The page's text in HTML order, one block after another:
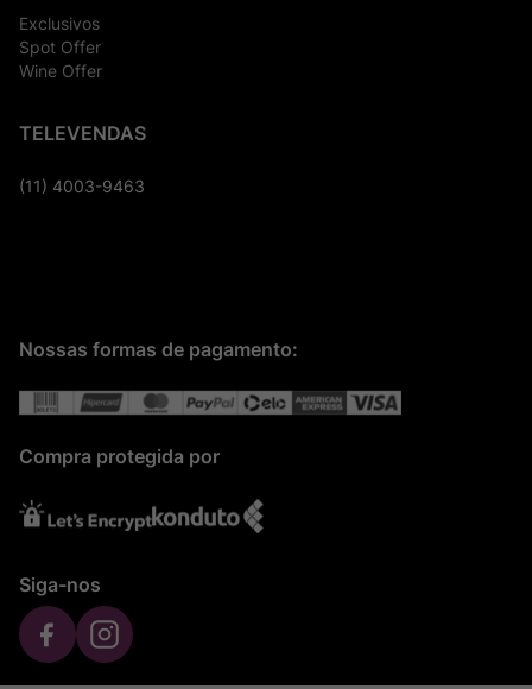
Exclusivos
Spot Offer
Wine Offer
TELEVENDAS
(11) 4003-9463
Nossas formas de pagamento:
Compra protegida por
Siga-nos